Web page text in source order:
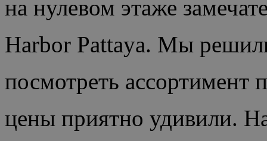
на нулевом этаже
Harbor Pattaya. Мы
посмотреть ассортимент
цены приятно удивили.